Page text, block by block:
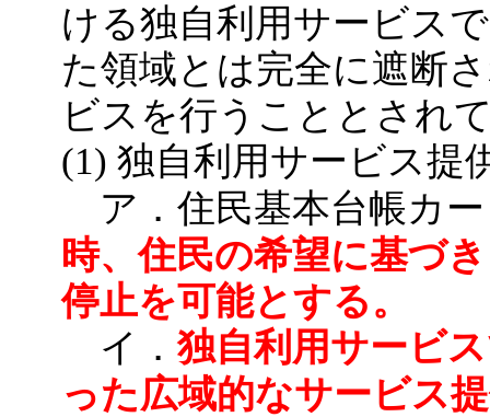
ける独自利用サービス
た領域とは完全に遮断
ビスを行うこととされ
(1) 独自利用サービス提
ア．住民基本台帳カ
時、住民の希望に基づ
停止を可能とする。
イ．独自利用サービ
った広域的なサービス